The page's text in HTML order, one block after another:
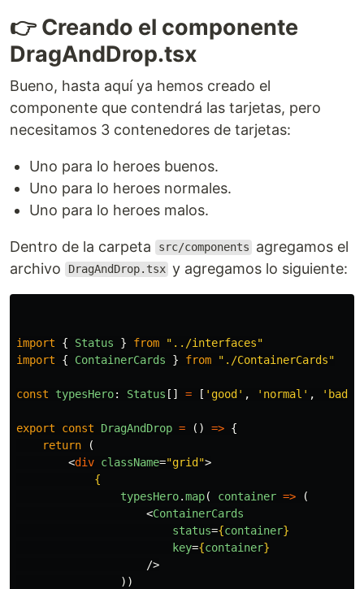
👉 Creando el componente
DragAndDrop.tsx
Bueno, hasta aquí ya hemos creado el
componente que contendrá las tarjetas, pero
necesitamos 3 contenedores de tarjetas:
Uno para lo heroes buenos.
Uno para lo heroes normales.
Uno para lo heroes malos.
Dentro de la carpeta src/components
agregamos el
archivo
DragAndDrop.tsx y agregamos lo siguiente:
import { Status } from " ../interfaces"
import
{ ContainerCards } from " ./ContainerCards"
const typesHero: Status [] = [ ' good' , ' normal ' , ' bad
export const DragAndDrop = () => {
return
(
<div className="grid">
{
typesHero.map( container =>
(
<ContainerCards
status={container}
key={container}
/>
))